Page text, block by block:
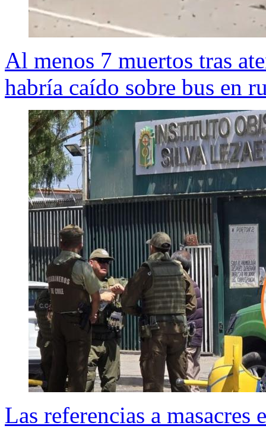
Al menos 7 muertos tras
habría caído sobre bus en
Las referencias a masacres